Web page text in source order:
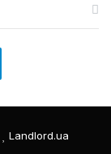
Landlord.ua